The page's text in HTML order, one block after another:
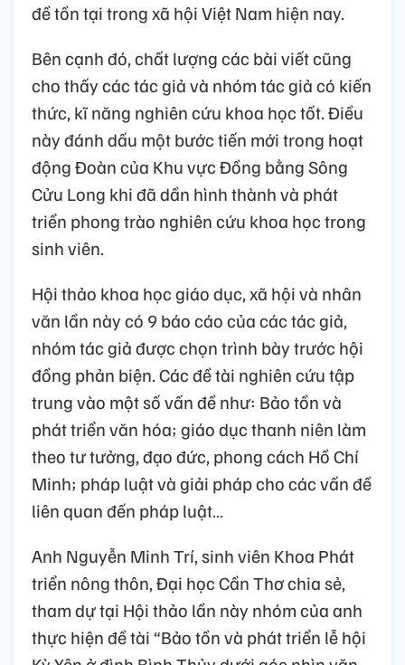
đề tồn tại trong xã hội Việt Nam hiện nay.
Bên cạnh đó, chất lượng các bài viết cũng
cho thấy các tác giả và nhóm tác giả có kiến
thức, kĩ năng nghiên cứu khoa học tốt. Điều
này đánh dấu một bước tiến mới trong hoạt
động Đoàn của Khu vực Đồng bằng Sông
Cửu Long khi đã dần hình thành và phát
triển phong trào nghiên cứu khoa học trong
sinh viên.
Hội thảo khoa học giáo dục, xã hội và nhân
văn lần này có 9 báo cáo của các tác giả,
nhóm tác giả được chọn trình bày trước hội
đồng phản biện. Các đề tài nghiên cứu tập
trung vào một số vấn đề như: Bảo tồn và
phát triển văn hóa; giáo dục thanh niên làm
theo tư tưởng, đạo đức, phong cách Hồ Chí
Minh; pháp luật và giải pháp cho các vấn đề
liên quan đến pháp luật…
Anh Nguyễn Minh Trí, sinh viên Khoa Phát
triển nông thôn, Đại học Cần Thơ chia sẻ,
tham dự tại Hội thảo lần này nhóm của anh
thực hiện đề tài “Bảo tồn và phát triển lễ hội